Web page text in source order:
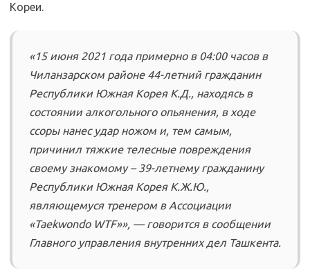
Кореи.
«15 июня 2021 года примерно в 04:00 часов в
Чиланзарском районе 44-летний гражданин
Республики Южная Корея К.Д., находясь в
состоянии алкогольного опьянения, в ходе
ссоры нанес удар ножом и, тем самым,
причинил тяжкие телесные повреждения
своему знакомому – 39-летнему гражданину
Республики Южная Корея К.Ж.Ю.,
являющемуся тренером в Ассоциации
«Taekwondo WTF»», — говорится в сообщении
Главного управления внутренних дел Ташкента.